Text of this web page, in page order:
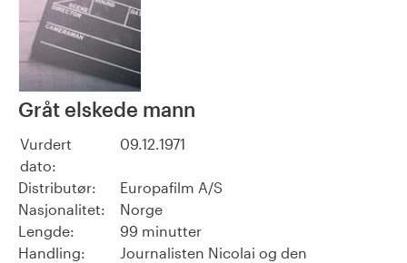
Gråt elskede mann
Vurdert
dato:
09.12.1971
Distributør:
Europafilm A/S
Nasjonalitet:
Norge
Lengde:
99 minutter
Handling:
Journalisten Nicolai og den